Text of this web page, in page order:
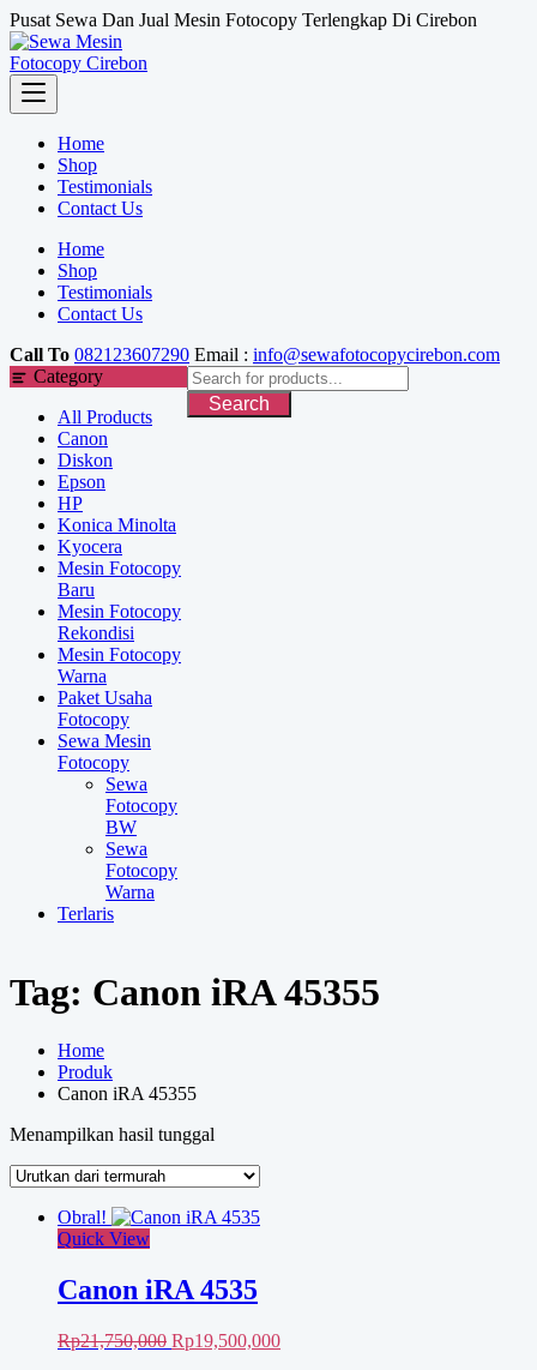
Skip
to
content
Pusat Sewa Dan Jual Mesin Fotocopy Terlengkap Di Cirebon
Home
Shop
Testimonials
Contact Us
Home
Shop
Testimonials
Contact Us
Call To 082123607290 Email : info@sewafotocopycirebon.com
Category
All Products
Canon
Diskon
Epson
HP
Konica Minolta
Kyocera
Mesin Fotocopy
Baru
Mesin Fotocopy
Rekondisi
Mesin Fotocopy
Warna
Paket Usaha
Fotocopy
Sewa Mesin
Fotocopy
Sewa
Fotocopy
BW
Sewa
Fotocopy
Warna
Terlaris
Search
Tag: Canon iRA 45355
Home
Produk
Canon iRA 45355
Menampilkan hasil tunggal
Obral!
Quick View
Canon iRA 4535
Rp21,750,000 Harga
Rp19,500,000Harga